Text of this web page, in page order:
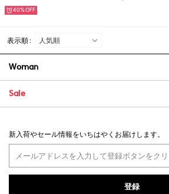
40%
表示順 :
Woman
Sale
新入荷やセール情報をいちはやくお届けします。
登録